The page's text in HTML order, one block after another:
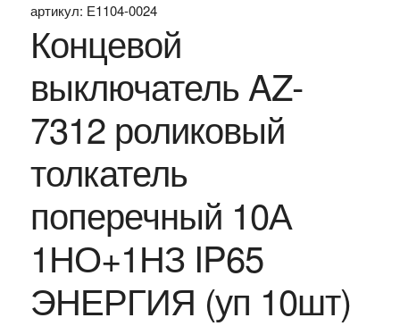
артикул: Е1104-0024
Концевой
выключатель AZ-
7312 роликовый
толкатель
поперечный 10А
1НО+1НЗ IP65
ЭНЕРГИЯ (уп 10шт)